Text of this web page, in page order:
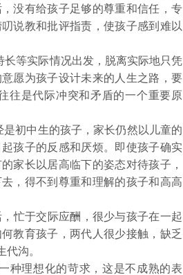
没有给孩子足够的尊重和信任，专
说教和批评指责，使孩子感到难以
等实际情况出发，脱离实际地只凭
愿为孩子设计未来的人生之路，要
往是代际冲突和矛盾的一个重要原
初中生的孩子，家长仍然以儿童的
孩子的反感和厌烦。即使孩子确实
家长以居高临下的姿态对待孩子，
，得不到尊重和理解的孩子和高高
忙于交际应酬，很少与孩子在一起
教育孩子，两代人很少接触，缺乏
代沟。
理想化的苛求，这是不成熟的表